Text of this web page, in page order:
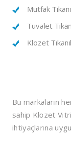
Mutfak
Tuvalet
Klozet
Bu markaların
sahip Klozet
ihtiyaçlarına